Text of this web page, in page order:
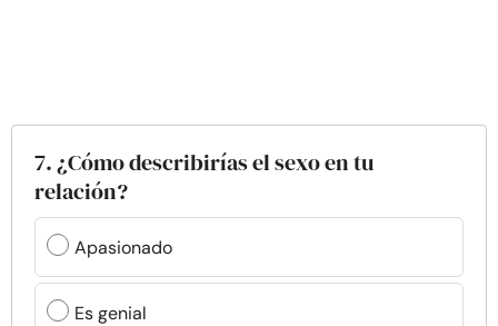
7. ¿Cómo describirías el sexo en tu
relación?
Apasionado
Es genial